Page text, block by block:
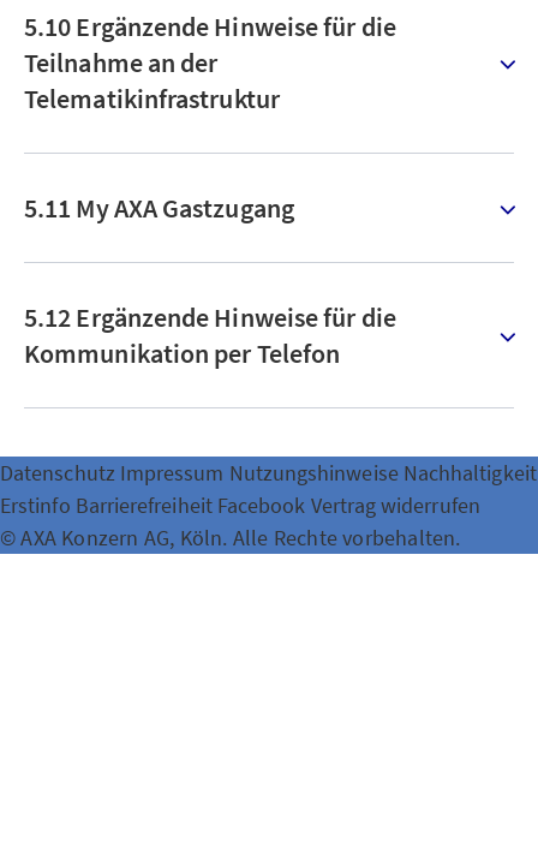
5.10 Ergänzende Hinweise für die
Teilnahme an der
Telematikinfrastruktur
5.11 My AXA Gastzugang
5.12 Ergänzende Hinweise für die
Kommunikation per Telefon
Datenschutz Impressum Nutzungshinweise Nachhaltigkeit
Erstinfo Barrierefreiheit Facebook Vertrag widerrufen
© AXA Konzern AG, Köln. Alle Rechte vorbehalten.